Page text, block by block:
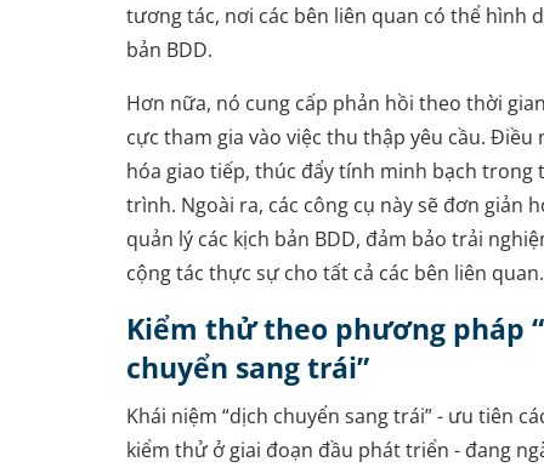
tương tác, nơi các bên liên quan có thể hình
bản BDD.
Hơn nữa, nó cung cấp phản hồi theo thời
cực tham gia vào việc thu thập yêu cầu. Điều
hóa giao tiếp, thúc đẩy tính minh bạch trong
trình. Ngoài ra, các công cụ này sẽ đơn giản
quản lý các kịch bản BDD, đảm bảo trải
cộng tác thực sự cho tất cả các bên liên quan.
Kiểm thử theo phương pháp
chuyển sang trái”
Khái niệm “dịch chuyển sang trái” - ưu tiên
kiểm thử ở giai đoạn đầu phát triển - đang